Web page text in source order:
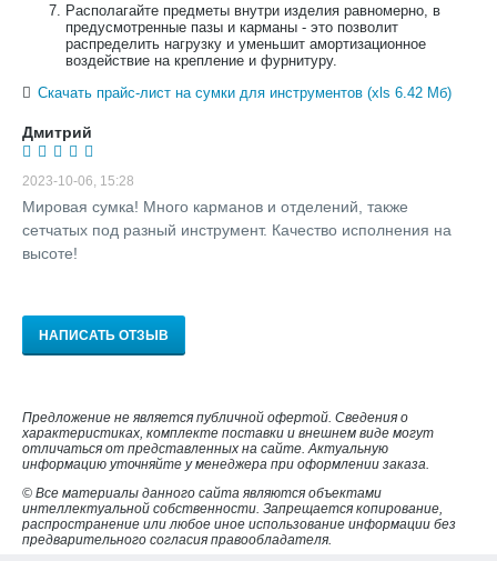
Располагайте предметы внутри изделия равномерно, в
предусмотренные пазы и карманы - это позволит
распределить нагрузку и уменьшит амортизационное
воздействие на крепление и фурнитуру.
Скачать прайс-лист на сумки для инструментов (xls 6.42 Мб)
Дмитрий
2023-10-06, 15:28
Мировая сумка! Много карманов и отделений, также
сетчатых под разный инструмент. Качество исполнения на
высоте!
НАПИСАТЬ ОТЗЫВ
Предложение не является публичной офертой. Сведения о
характеристиках, комплекте поставки и внешнем виде могут
отличаться от представленных на сайте. Актуальную
информацию уточняйте у менеджера при оформлении заказа.
© Все материалы данного сайта являются объектами
интеллектуальной собственности. Запрещается копирование,
распространение или любое иное использование информации без
предварительного согласия правообладателя.